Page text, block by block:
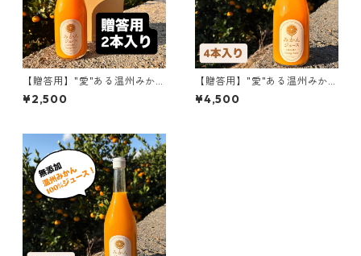
【贈答用】"愛"ある温州みかん
ジュース 720ml ×2本セット
¥2,500
【贈答用】"愛"ある温州みかん
ジュース 720ml ×4本セット
¥4,500